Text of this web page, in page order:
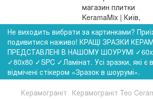
Не виходить вибрати за картинками?
подивитися наживо! КРАЩІ ЗРАЗКИ
ПРЕДСТАВЛЕНІ В НАШОМУ ШОУРУМІ
✓80x80 ✓SPC ✓Ламінат. Усі зразки, які є
відмічені стікером «Зразок в шоурумі».
Керамограніт Керамограніт Teo